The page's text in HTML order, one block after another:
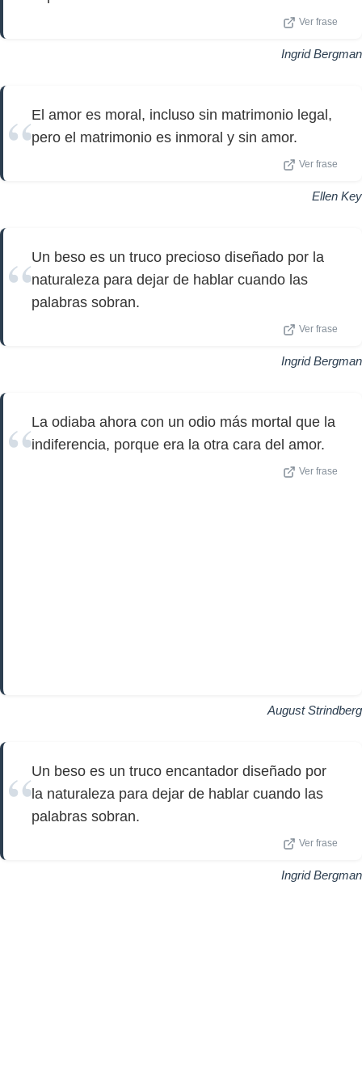
Ver frase
Ingrid Bergman
El amor es moral, incluso sin matrimonio legal,
pero el matrimonio es inmoral y sin amor.
Ver frase
Ellen Key
Un beso es un truco precioso diseñado por la
naturaleza para dejar de hablar cuando las
palabras sobran.
Ver frase
Ingrid Bergman
La odiaba ahora con un odio más mortal que la
indiferencia, porque era la otra cara del amor.
Ver frase
August Strindberg
Un beso es un truco encantador diseñado por
la naturaleza para dejar de hablar cuando las
palabras sobran.
Ver frase
Ingrid Bergman